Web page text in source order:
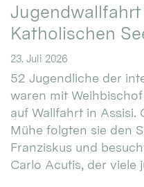
Katholischen
23. Juli 2026
52 Jugendliche der
waren mit
auf Wallfahrt in Assisi.
Mühe folgten sie den
Franziskus und
Carlo Acutis, der viele